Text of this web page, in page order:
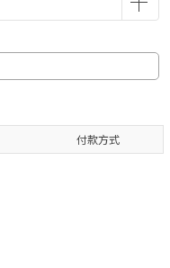
付款方式